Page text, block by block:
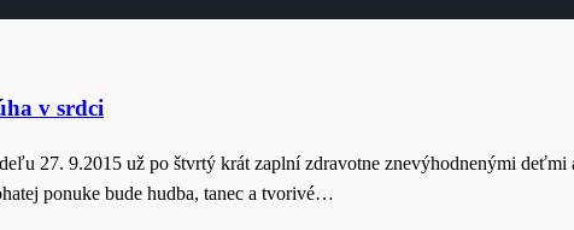
v srdci
27. 9.2015 už po štvrtý krát zaplní zdravotne znevýhodnenými
ponuke bude hudba, tanec a tvorivé…